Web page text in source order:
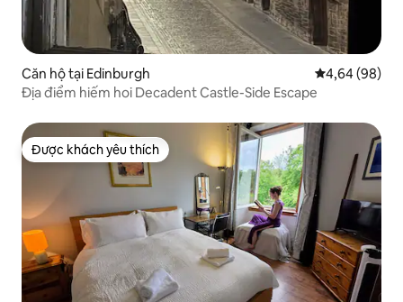
Căn hộ tại Edinburgh Xếp hạng
4,64 (98)
Địa điểm hiếm hoi Decadent Castle-Side Escape
Được khách yêu thích
Được khách yêu thích